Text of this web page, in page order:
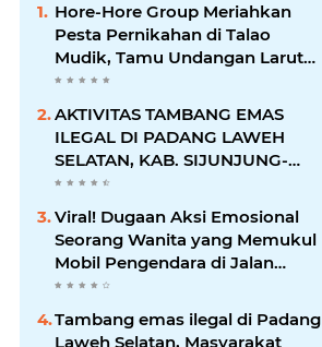
Hore-Hore Group Meriahkan
Pesta Pernikahan di Talao
Mudik, Tamu Undangan Larut
dalam Suasana Penuh
AKTIVITAS TAMBANG EMAS
ILEGAL DI PADANG LAWEH
SELATAN, KAB. SIJUNJUNG-
SUMBAR SEMAKIN
MERAJALELA
Viral! Dugaan Aksi Emosional
Seorang Wanita yang Memukul
Mobil Pengendara di Jalan
Khatib Sulaiman
Tambang emas ilegal di Padang
Laweh Selatan, Masyarakat